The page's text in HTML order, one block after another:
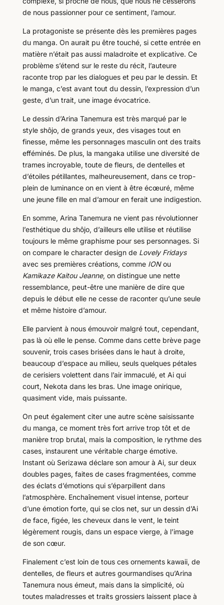
de nous passionner pour ce sentiment, l’amour.
La protagoniste se présente dès les premières pages
du manga. On aurait pu être touché, si cette entrée en
matière n’était pas aussi maladroite et explicative. Ce
problème s’étend sur le reste du récit, l’auteure
raconte trop par les dialogues et peu par le dessin. Et
le manga, c’est avant tout du dessin, l’expression d’un
geste, d’un trait, une image évocatrice.
Le dessin d’Arina Tanemura est très marqué par le
style shôjo, de grands yeux, des visages tout en
finesse, même les personnages masculin ont des traits
efféminés. De plus, la mangaka utilise une diversité de
trames incroyable, toute de fleurs, de dentelles et
d’étoiles pétillantes, malheureusement, dans ce trop-
plein de luminance on en vient à être écœuré, même
une jeune fille en mal d’amour en ferait une indigestion.
En somme, Arina Tanemura ne vient pas révolutionner
l’esthétique du shôjo, d’ailleurs elle utilise et réutilise
toujours le même graphisme pour ses personnages. Si
on compare le character design de Lovely Fridays
avec ses premières créations, comme IONou
Kamikaze Kaitou Jeanne, on distingue une nette
ressemblance, peut-être une manière de dire que
depuis le début elle ne cesse de raconter qu’une seule
et même histoire d’amour.
Elle parvient à nous émouvoir malgré tout, cependant,
pas là où elle le pense. Comme dans cette brève page
souvenir, trois cases brisées dans le haut à droite,
beaucoup d’espace au milieu, seuls quelques pétales
de cerisiers volettent dans l’air immaculé, et Ai qui
court, Nekota dans les bras. Une image onirique,
quasiment vide, mais puissante.
On peut également citer une autre scène saisissante
du manga, ce moment très fort arrive trop tôt et de
manière trop brutal, mais la composition, le rythme des
cases, instaurent une véritable charge émotive.
Instant où Serizawa déclare son amour à Ai, sur deux
doubles pages, faites de cases fragmentées, comme
des éclats d’émotions qui s’éparpillent dans
l’atmosphère. Enchaînement visuel intense, porteur
d’une émotion forte, qui se clos net, sur un dessin d’Ai
de face, figée, les cheveux dans le vent, le teint
légèrement rougis, dans un espace vierge, à l’image
de son cœur.
Finalement c’est loin de tous ces ornements kawaii, de
dentelles, de fleurs et autres gourmandises qu’Arina
Tanemura nous émeut, mais dans la simplicité, où
toutes maladresses et traits grossiers laissent place à